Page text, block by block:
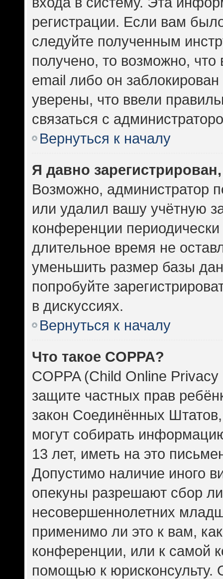
регистрации. Если вам
следуйте полученным
получено, то возможно,
email либо он
уверены, что ввели
связаться с
Вернуться к началу
Я давно
Возможно, администратор
или удалил вашу учётную
конференции
длительное время не
уменьшить размер базы
попробуйте
в дискуссиях.
Вернуться к началу
Что такое COPPA?
COPPA (Child Online
защите частных прав
закон Соединённых
могут собирать
13 лет, иметь на это
Допустимо наличие иного
опекуны разрешают сбор
несовершеннолетних
применимо ли это к вам,
конференции, или к самой
помощью к юрисконсульту.